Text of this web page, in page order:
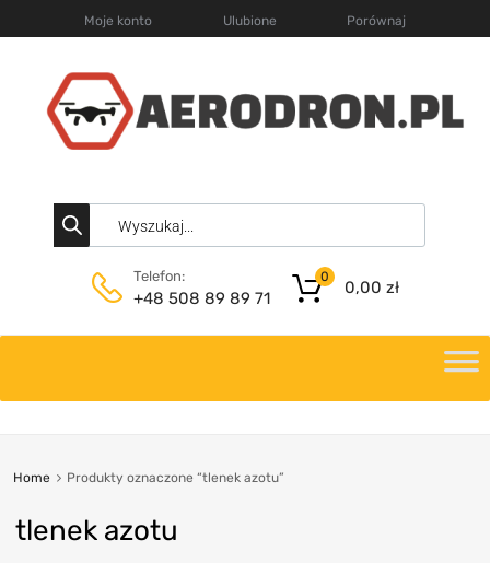
Moje konto Ulubione Porównaj
Telefon:
+48 508 89 89 71
0,00 zł
0
Home Produkty oznaczone “tlenek azotu”
tlenek azotu